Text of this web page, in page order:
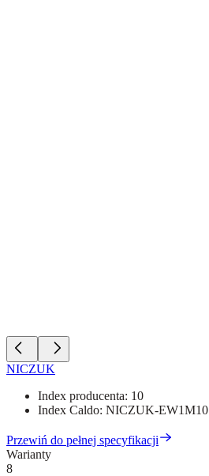
NICZUK
Index producenta: 10
Index Caldo: NICZUK-EW1M10
Przewiń do pełnej specyfikacji
Warianty
8